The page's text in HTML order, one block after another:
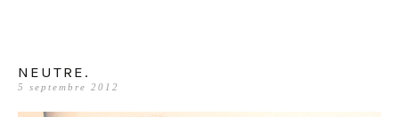
NEUTRE.
5 septembre 2012